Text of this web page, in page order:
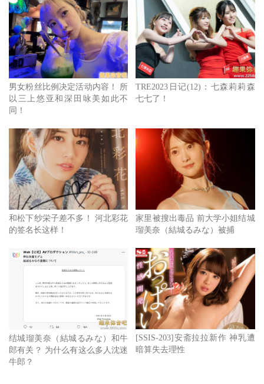
记忆犹新，她不只是参加过大学选美拿过冠军的佳丽，自爆
身分后在网路上与前男友唇枪舌剑也让人发现当今的业绩艺
人真的和以前不一样了ー为了出名，有些人真的超高调，就
能一般女优不愿意给人知道的真实身份也可以拿来曝光！
6.里美尤莉亚(里美ゆりあ)被抢
这应该算社会新闻吧。失去专属、目前是企划艺人的里美ゆ
りあ(里美优莉亚)被抢了，三名20岁左右的嫌犯伪装成宅急
便的配送人员入侵她位于目黒的豪宅，控制了她的行动后抢
走了600万日币的现金⋯
事情发生后大家才知道原来里美这么有钱、住这么好的地方
然后家里还放那么多的现金，而她也因为上了社会版而知名
7.Muteki再起、安位カヲル现身
2017年后没有新人，2018年后没有作品，原本大家都以为
Muteki已经是死火山一座，想不到在2020年的最后这家艺能
人片商突然又活了过来，推出了写真女星「安位カヲル(
男女粉丝比例决定活动内容！ 所
以三上悠亚和深田咏美如此不
同！
TRE2023日记(12)：七森莉莉森
七七了！
和松下纱栄子差不多！ 河北彩花
的签名长这样！
家里被搜出毒品 前大学小姐结城
瑠美奈（結城るみな）被捕
结城瑠美奈（結城るみな）和牛
郎有关？ 为什么有这么多人沈迷
牛郎？
[SSIS-203]安斋拉拉新作 神乳遭
暗算失去理性